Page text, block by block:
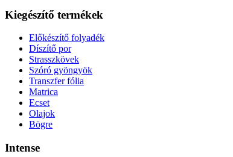
Kiegészítő termékek
Előkészítő folyadék
Díszítő por
Strasszkövek
Szóró gyöngyök
Transzfer fólia
Matrica
Ecset
Olajok
Bögre
Intense